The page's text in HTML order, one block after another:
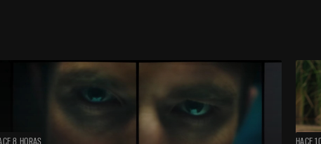
8 HORAS HACE